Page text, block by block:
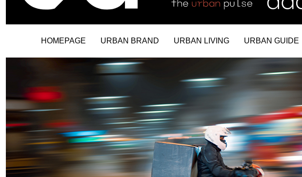
HOMEPAGE URBAN BRAND URBAN LIVING URBAN GUIDE